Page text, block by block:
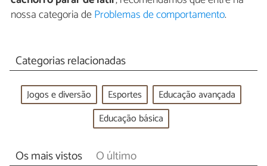
nossa categoria deProblemas de comportamento.
Categorias relacionadas
Jogos e diversão Esportes
Educação avançada
Educação básica
Os mais vistos O último